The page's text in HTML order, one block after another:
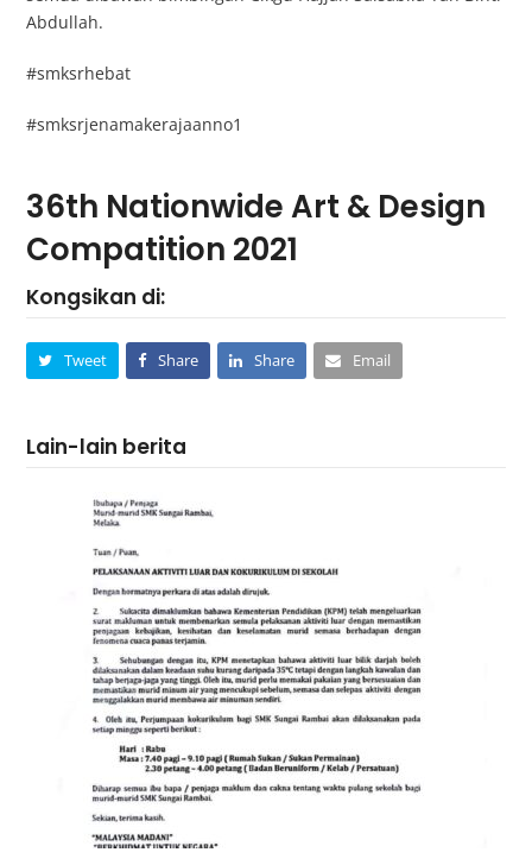
Abdullah.
#smksrhebat
#smksrjenamakerajaanno1
36th Nationwide Art & Design
Compatition 2021
Kongsikan di:
Tweet Share Share Email
Lain-lain berita